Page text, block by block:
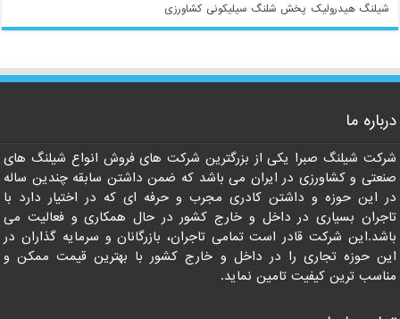
شیلنگ هیدرولیک پخش شلنگ سیلیکونی کشاورزی
درباره ما
شرکت شیلنگ صبرا یکی از بزرگترین شرکت های فروش انواع شیلنگ های
صنعتی و کشاورزی در ایران می باشد که ضمن داشتن سابقه چندین ساله
در این حوزه و داشتن کادری مجرب و حرفه ای که در اختیار دارد با
تاجران بسیاری در داخل و خارج کشور در حال همکاری و فعالیت می
باشد.این شرکت قادر است تمامی تاجران، بازرگانان و سرمایه گذاران در
این حوزه تجاری را در داخل و خارج کشور با بهترین قیمت ممکن و
مناسب ترین کیفیت تامین نماید.